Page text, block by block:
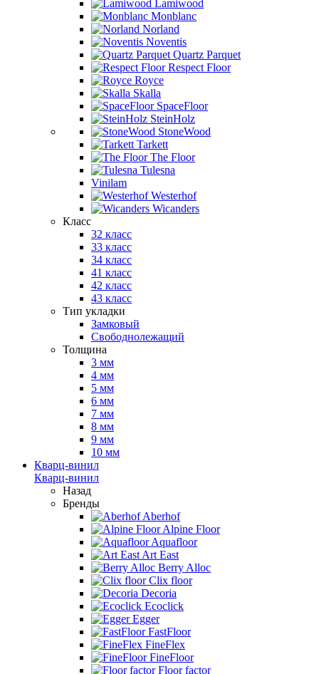
Lamiwood
Monblanc
Norland
Noventis
Quartz Parquet
Respect Floor
Royce
Skalla
SpaceFloor
SteinHolz
StoneWood
Tarkett
The Floor
Tulesna
Vinilam
Westerhof
Wicanders
Класс
32 класс
33 класс
34 класс
41 класс
42 класс
43 класс
Тип укладки
Замковый
Свободнолежащий
Толщина
3 мм
4 мм
5 мм
6 мм
7 мм
8 мм
9 мм
10 мм
Кварц-винил
Кварц-винил
Назад
Бренды
Aberhof
Alpine Floor
Aquafloor
Art East
Berry Alloc
Clix floor
Decoria
Ecoclick
Egger
FastFloor
FineFlex
FineFloor
Floor factor